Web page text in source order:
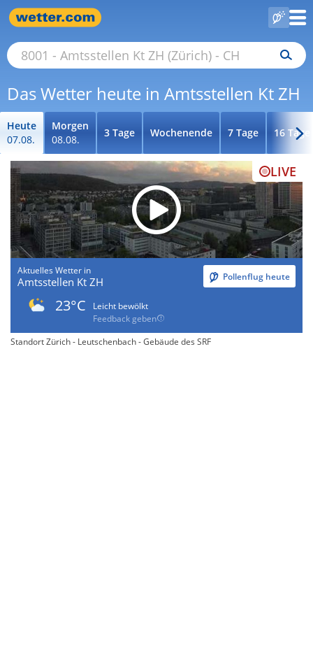
Das Wetter heute in Amtsstellen Kt ZH
Heute
07.08.
Morgen
08.08.
3 Tage Wochenende 7 Tage 16 Tage
LIVE
Aktuelles Wetter in
Amtsstellen Kt ZH Pollenflug heute
23°C
Leicht bewölkt
Feedback geben
Standort Zürich - Leutschenbach - Gebäude des SRF